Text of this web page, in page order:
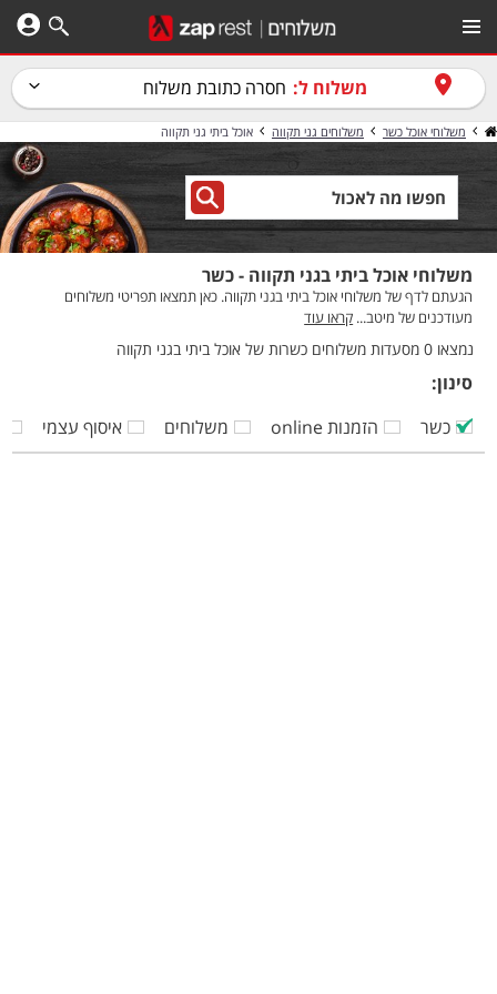
משלוח ל: חסרה כתובת משלוח
משלוחי אוכל כשר משלוחים גני תקווה אוכל ביתי גני תקווה
משלוחי אוכל ביתי בגני תקווה - כשר
הגעתם לדף של משלוחי אוכל ביתי בגני תקווה. כאן תמצאו תפריטי משלוחים
מעודכנים של מיטב... קראו עוד
נמצאו 0 מסעדות משלוחים כשרות של אוכל ביתי בגני תקווה
סינון:
כשר
הזמנות online משלוחים איסוף עצמי